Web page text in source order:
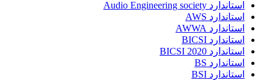
استاندارد Audio Engineering society
استاندارد AWS
استاندارد AWWA
استاندارد BICSI
استاندارد BICSI 2020
استاندارد BS
استاندارد BSI